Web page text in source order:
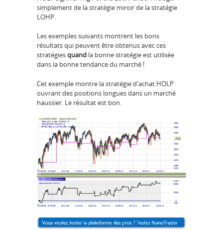
simplement de la stratégie miroir de la stratégie
LOHP.
Les exemples suivants montrent les bons
résultats qui peuvent être obtenus avec ces
stratégiesquand la bonne stratégie est utilisée
dans la bonne tendance du marché !
Cet exemple montre la stratégie d'achat HOLP
ouvrant des positions longues dans un marché
haussier. Le résultat est bon.